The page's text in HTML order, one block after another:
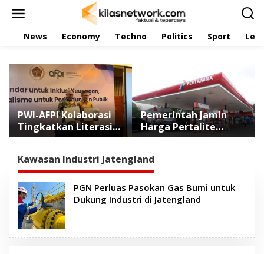
News Economy Techno Politics Sport
PWI-AFPI Kolaborasi
Tingkatkan Literasi
Pindar, Edukasi Publik
Pemerintah Jamin
Harga Pertalite
Tetap Stabil hingga
Kawasan Industri Jatengland
PGN Perluas Pasokan Gas Bumi untuk
Dukung Industri di Jatengland